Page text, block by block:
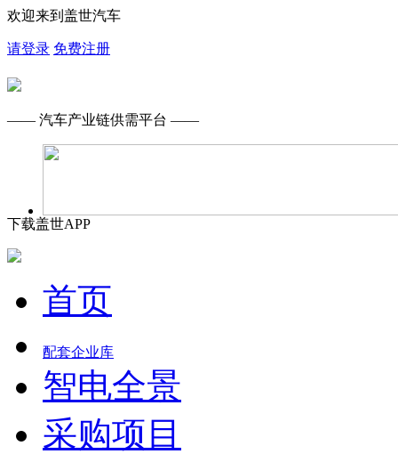
欢迎来到盖世汽车
请登录 免费注册
—— 汽车产业链供需平台 ——
下载盖世APP
首页
配套企业库
智电全景
采购项目